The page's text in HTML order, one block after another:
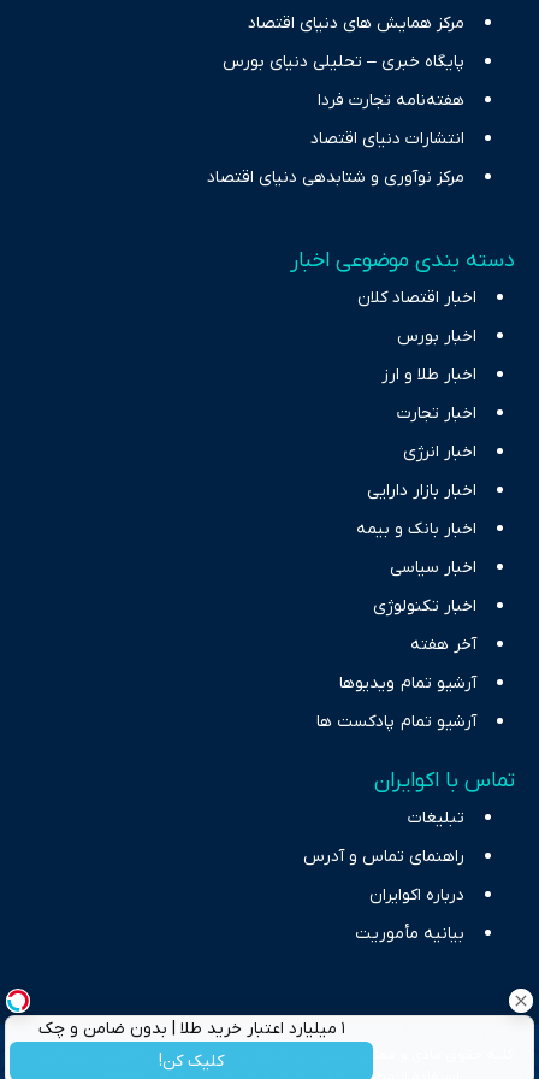
۱ میلیارد اعتبار خرید طلا | بدون ضامن و چک
کلیک کن!
مرکز همایش های دنیای اقتصاد
پایگاه خبری – تحلیلی دنیای بورس
هفته‌نامه تجارت فردا
انتشارات دنیای اقتصاد
مرکز نوآوری و شتابدهی دنیای اقتصاد
دسته بندی موضوعی اخبار
اخبار اقتصاد کلان
اخبار بورس
اخبار طلا و ارز
اخبار تجارت
اخبار انرژی
اخبار بازار دارایی
اخبار بانک و بیمه
اخبار سیاسی
اخبار تکنولوژی
آخر هفته
آرشیو تمام ویدیوها
آرشیو تمام پادکست ها
تماس با اکوایران
تبلیغات
راهنمای تماس و آدرس
درباره اکوایران
بیانیه مأموریت
کلیه حقوق مادی و معنوی محفوظ و متعلق به شبکه اینترنتی اکوایران می‌باشد و